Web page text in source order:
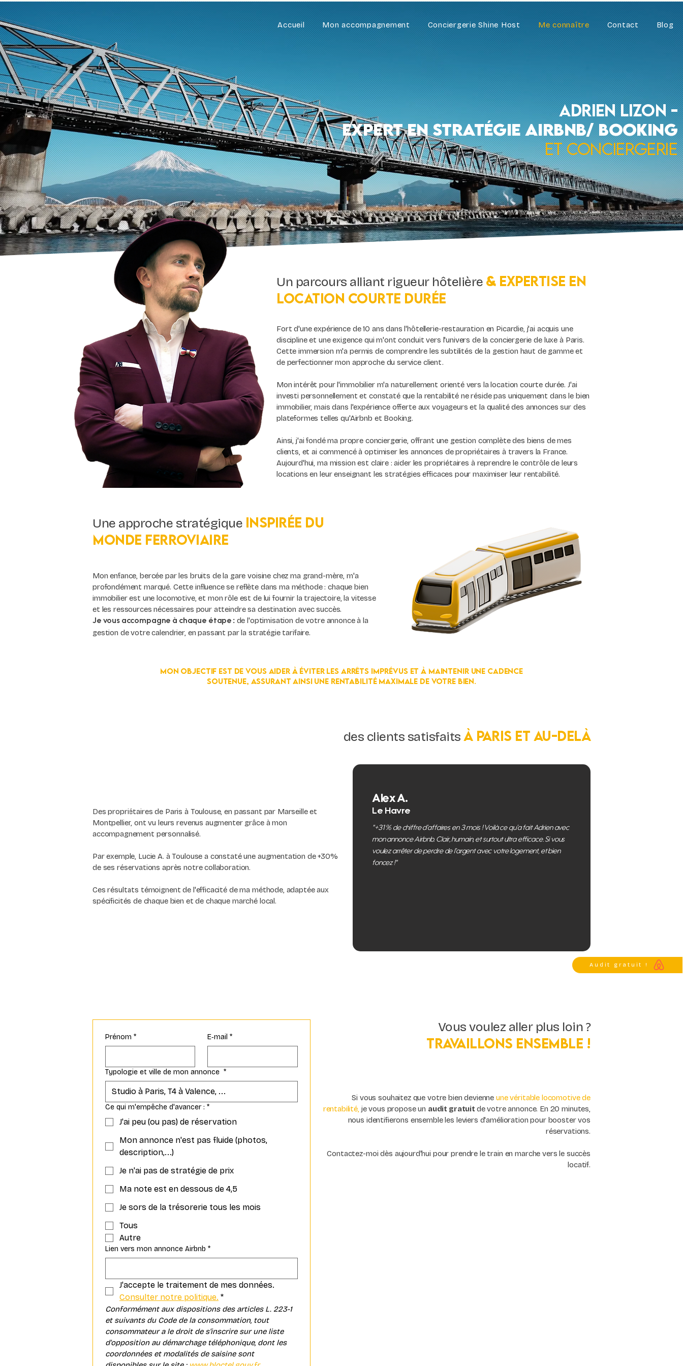
Accueil Mon accompagnement Conciergerie Shine Host Me connaître Contact Blog
Audit gratuit !
Adrien Lizon-
expert en stratégie airbnb/ booking
et conciergerie
Un parcours alliant rigueur hôtelière &expertise en
location courte durée
Fort d'une expérience de 10 ans dans l'hôtellerie-restauration en Picardie, j'ai acquis une
discipline et une exigence qui m'ont conduit vers l'univers de la conciergerie de luxe à Paris.
Cette immersion m'a permis de comprendre les subtilités de la gestion haut de gamme et
de perfectionner mon approche du service client.
Mon intérêt pour l'immobilier m'a naturellement orienté vers la location courte durée. J'ai
investi personnellement et constaté que la rentabilité ne réside pas uniquement dans le bien
immobilier, mais dans l'expérience offerte aux voyageurs et la qualité des annonces sur des
plateformes telles qu'Airbnb et Booking.
Ainsi, j'ai fondé ma propre conciergerie, offrant une gestion complète des biens de mes
clients, et ai commencé à optimiser les annonces de propriétaires à travers la France.
Aujourd'hui, ma mission est claire : aider les propriétaires à reprendre le contrôle de leurs
locations en leur enseignant les stratégies efficaces pour maximiser leur rentabilité.
Une approche stratégique inspirée du
monde ferroviaire
Mon enfance, bercée par les bruits de la gare voisine chez ma grand-mère, m'a
profondément marqué. Cette influence se reflète dans ma méthode : chaque bien
immobilier est une locomotive, et mon rôle est de lui fournir la trajectoire, la vitesse
et les ressources nécessaires pour atteindre sa destination avec succès.
Je vous accompagne à chaque étape :de l'optimisation de votre annonce à la
gestion de votre calendrier, en passant par la stratégie tarifaire.
Mon objectif est de vous aider à éviter les arrêts imprévus et à maintenir une cadence
soutenue, assurant ainsi une rentabilité maximale de votre bien.
des clients satisfaits à Paris et au-delà
Des propriétaires de Paris à Toulouse, en passant par Marseille et
Montpellier, ont vu leurs revenus augmenter grâce à mon
accompagnement personnalisé.
Par exemple, Lucie A. à Toulouse a constaté une augmentation de +30%
de ses réservations après notre collaboration.
Ces résultats témoignent de l'efficacité de ma méthode, adaptée aux
spécificités de chaque bien et de chaque marché local.
"+31 % de chiffre d’affaires en 3 mois ! Voilà ce qu’a fait Adrien avec
mon annonce Airbnb. Clair, humain, et surtout ultra efficace. Si vous
voulez arrêter de perdre de l’argent avec votre logement, et bien
foncez !"
Alex A.
Le Havre
Prénom * E‑mail *
Typologie et ville de mon annonce *
Ce qui m'empêche d'avancer : *
J'ai peu (ou pas) de réservation
Mon annonce n'est pas fluide (photos,
description,...)
Je n'ai pas de stratégie de prix
Ma note est en dessous de 4,5
Je sors de la trésorerie tous les mois
Tous
Autre
Lien vers mon annonce Airbnb *
Consulter notre politique. *
Conformément aux dispositions des articles L. 223-1
et suivants du Code de la consommation, tout
consommateur a le droit de s'inscrire sur une liste
d'opposition au démarchage téléphonique, dont les
coordonnées et modalités de saisine sont
Vous voulez aller plus loin ?
Travaillons ensemble !
Si vous souhaitez que votre bien devienneune véritable locomotive de
rentabilité, je vous propose un audit gratuit de votre annonce. En 20 minutes,
nous identifierons ensemble les leviers d'amélioration pour booster vos
réservations.
Contactez-moi dès aujourd'hui pour prendre le train en marche vers le succès
locatif.